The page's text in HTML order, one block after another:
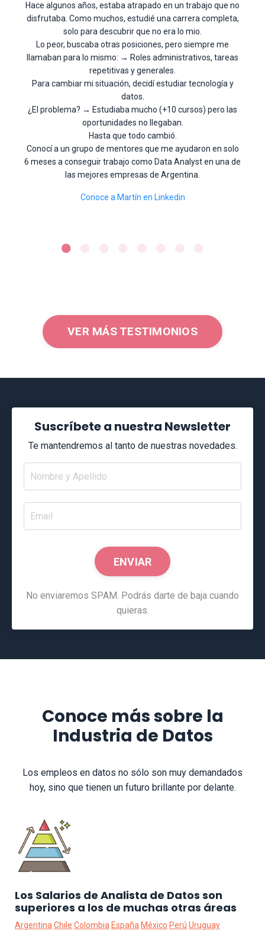
Hace algunos años, estaba atrapado en un trabajo que no
disfrutaba. Como muchos, estudié una carrera completa,
solo para descubrir que no era lo mio.
Lo peor, buscaba otras posiciones, pero siempre me
llamaban para lo mismo: → Roles administrativos, tareas
repetitivas y generales.
Para cambiar mi situación, decidí estudiar tecnología y
datos.
¿El problema? → Estudiaba mucho (+10 cursos) pero las
oportunidades no llegaban.
Hasta que todo cambió.
Conocí a un grupo de mentores que me ayudaron en solo
6 meses a conseguir trabajo como Data Analyst en una de
las mejores empresas de Argentina.
Conoce a Martín en Linkedin
VER MÁS TESTIMONIOS
Suscríbete a nuestra Newsletter
Te mantendremos al tanto de nuestras novedades.
ENVIAR
No enviaremos SPAM. Podrás darte de baja cuando
quieras.
Conoce más sobre la
Industria de Datos
Los empleos en datos no sólo son muy demandados
hoy, sino que tienen un futuro brillante por delante.
Los Salarios de Analista de Datos son
superiores a los de muchas otras áreas
ArgentinaChile Colombia España México Perú Uruguay